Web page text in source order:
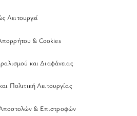
Λειτουργεί
& Cookies
και Διαφάνειας
Πολιτική Λειτουργίας
& Επιστροφών